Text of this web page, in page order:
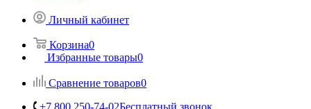
Личный кабинет
Корзина0
Избранные товары0
Сравнение товаров0
+7 800 250-74-02Бесплатный звонок